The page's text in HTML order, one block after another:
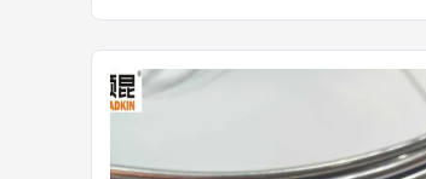
392F (–200C to 200C).. Quick Details:
Name:SS304 Mi Thermocouple Cable
material:NiCrSi-NiSi Sheath material: